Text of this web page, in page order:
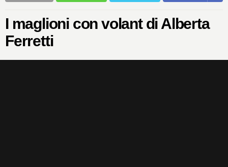
I maglioni con volant di Alberta
Ferretti